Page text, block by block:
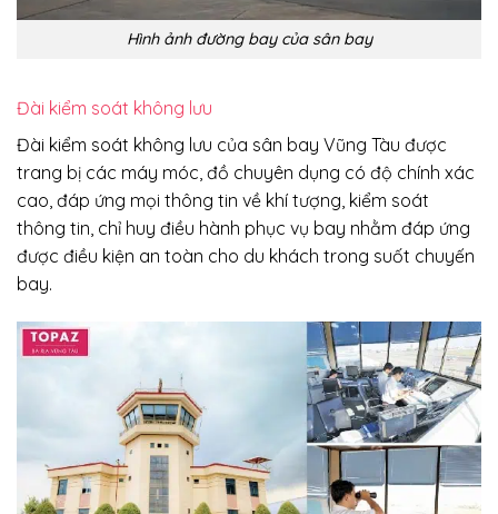
Hình ảnh đường bay của sân bay
Đài kiểm soát không lưu
Đài kiểm soát không lưu của sân bay Vũng Tàu được
trang bị các máy móc, đồ chuyên dụng có độ chính xác
cao, đáp ứng mọi thông tin về khí tượng, kiểm soát
thông tin, chỉ huy điều hành phục vụ bay nhằm đáp ứng
được điều kiện an toàn cho du khách trong suốt chuyến
bay.